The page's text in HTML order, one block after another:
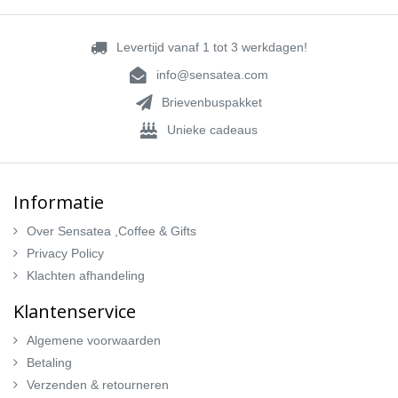
Levertijd vanaf 1 tot 3 werkdagen!
info@sensatea.com
Brievenbuspakket
Unieke cadeaus
Informatie
Over Sensatea ,Coffee & Gifts
Privacy Policy
Klachten afhandeling
Klantenservice
Algemene voorwaarden
Betaling
Verzenden & retourneren